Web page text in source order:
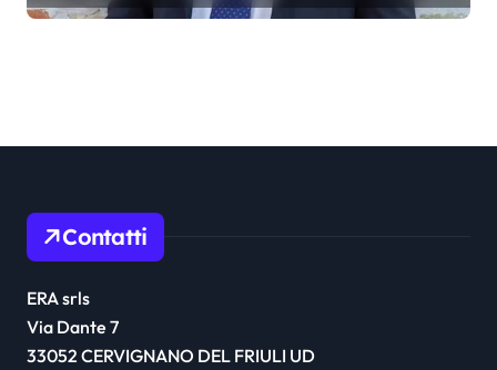
Contatti
ERA srls
Via Dante 7
33052 CERVIGNANO DEL FRIULI UD